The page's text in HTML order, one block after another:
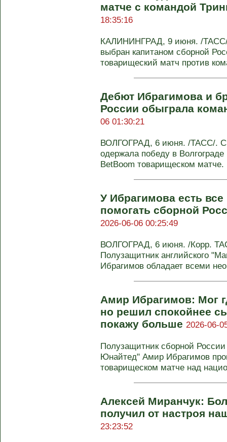
матче с командой
18:35:16
КАЛИНИНГРАД, 9 июня. /ТАСС/
выбран капитаном сборной
товарищеский матч против
Дебют Ибрагимова и
России обыграла
06 01:30:21
ВОЛГОГРАД, 6 июня. /ТАСС/.
одержала победу в
BetBoom товарищеском
У Ибрагимова есть все
помогать сборной
2026-06-06 00:25:49
ВОЛГОГРАД, 6 июня. /Корр.
Полузащитник английского
Ибрагимов обладает всеми
Амир Ибрагимов: Мог
но решил спокойнее
покажу больше 2026-06-
Полузащитник сборной
Юнайтед" Амир Ибрагимов
товарищеском матче над
Алексей Миранчук:
получил от настроя
23:23:52